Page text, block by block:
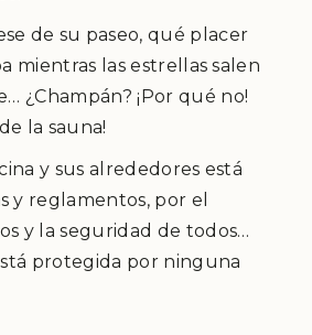
de su paseo, qué placer
mientras las estrellas salen
¿Champán? ¡Por qué no!
la sauna!
y sus alrededores está
y reglamentos, por el
y la seguridad de todos…
protegida por ninguna